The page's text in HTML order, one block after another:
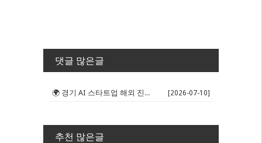
댓글 많은글
🌍 경기 AI 스타트업 해외 진출 판... [2026-07-10]
추천 많은글